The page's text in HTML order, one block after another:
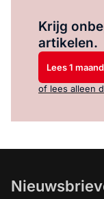
Krijg
artikelen.
Lees 1
of lees alleen